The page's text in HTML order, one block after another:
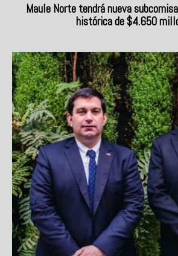
Maule Norte tendrá nueva
histórica de $4.650